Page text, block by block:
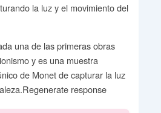
la luz y el movimiento del
una de las primeras obras
y es una muestra
de Monet de capturar la luz
response